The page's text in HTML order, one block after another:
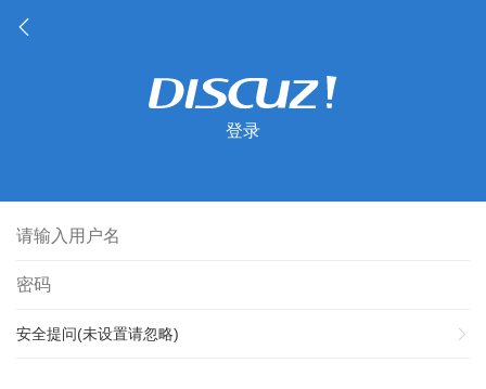
登录
安全提问(未设置请忽略)